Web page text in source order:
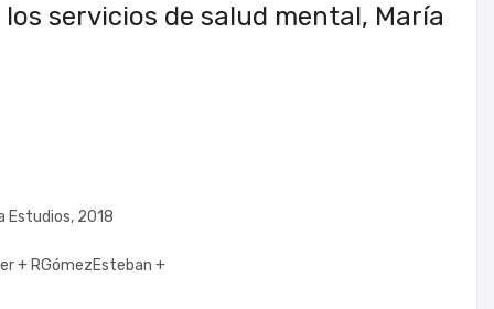
servicios de salud mental, María
Estudios, 2018
+ RGómezEsteban +